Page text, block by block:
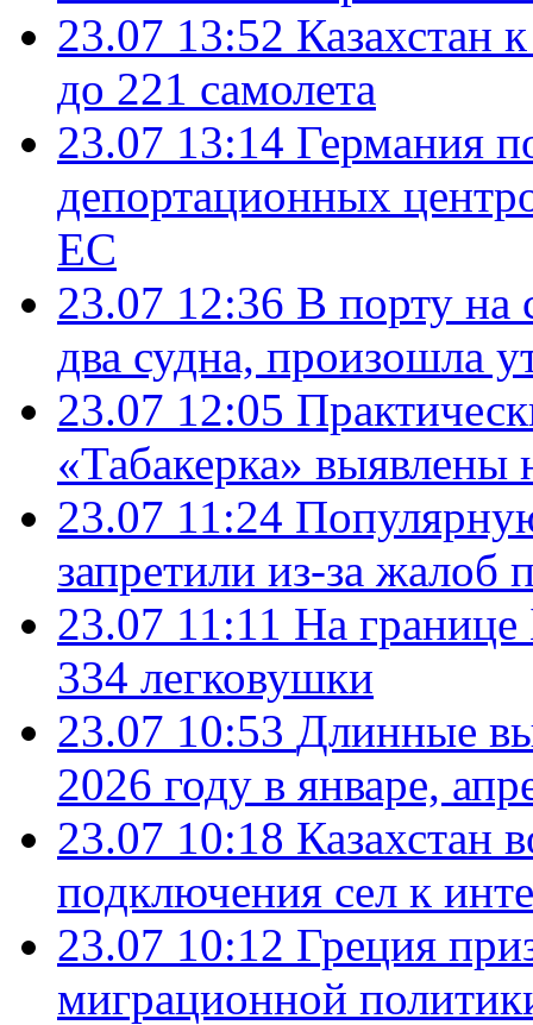
23.07 13:52 Казахстан
до 221 самолета
23.07 13:14 Германия
депортационных
ЕС
23.07 12:36 В порту на
два судна, произошла
23.07 12:05
«Табакерка»
23.07 11:24
запретили из-за жалоб
23.07 11:11 На границе
334 легковушки
23.07 10:53 Длинные
2026 году в январе,
23.07 10:18 Казахстан
подключения сел к
23.07 10:12 Греция
миграционной